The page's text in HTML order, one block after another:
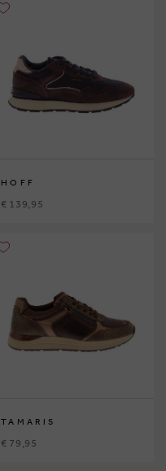
HOFF
€ 139,95
TAMARIS
€ 79,95